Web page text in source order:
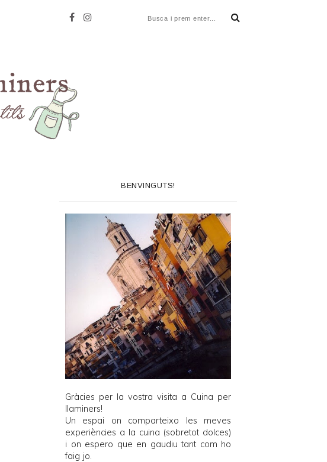
BENVINGUTS!
Gràcies per la vostra visita a Cuina per
llaminers!
Un espai on comparteixo les meves
experiències a la cuina (sobretot dolces)
i on espero que en gaudiu tant com ho
faig jo.